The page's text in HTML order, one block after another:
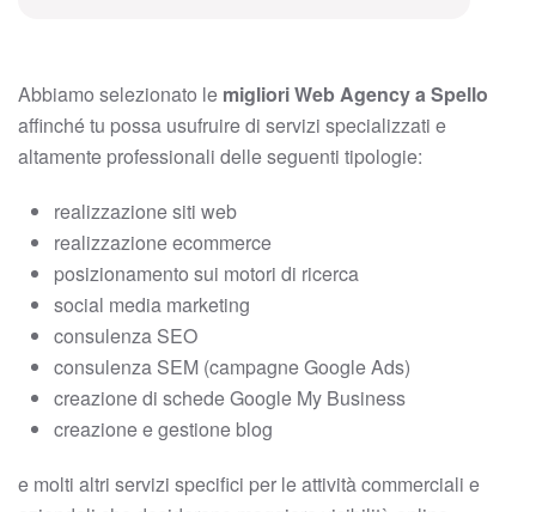
Abbiamo selezionato le migliori Web Agency a Spello
affinché tu possa usufruire di servizi specializzati e
altamente professionali delle seguenti tipologie:
realizzazione siti web
realizzazione ecommerce
posizionamento sui motori di ricerca
social media marketing
consulenza SEO
consulenza SEM (campagne Google Ads)
creazione di schede Google My Business
creazione e gestione blog
e molti altri servizi specifici per le attività commerciali e